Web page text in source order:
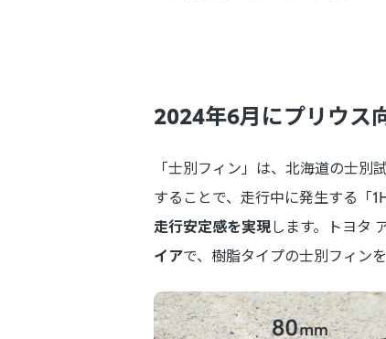
2024年6月にプリウス
「士別フィン」は、北海道の士
することで、走行中に発生する「
走行安定感を実現します。トヨタ
イアで、樹脂タイプの士別フィン